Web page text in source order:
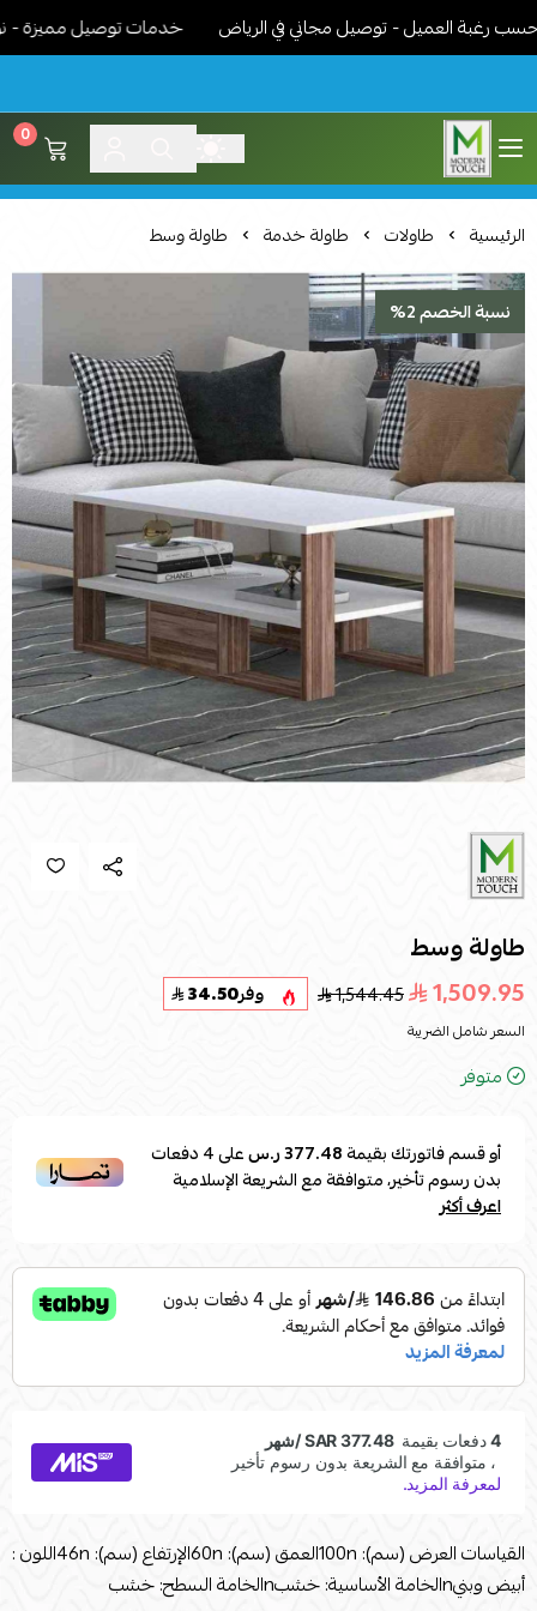
العميل - توصيل مجاني في الرياض خدمات توصيل مميزة -
اثاث مودرن لمسة عصرية
0
الرئيسية طاولات طاولة خدمة طاولة وسط
نسبة الخصم 2%
طاولة وسط
1,509.95
1,544.45 وفر34.50
السعر شامل الضريبة
متوفر
أو قسم فاتورتك بقيمة377.48 ر.س على4دفعات
بدون رسوم تأخير، متوافقة مع الشريعة الإسلامية
اعرف أكثر
القياسات العرض (سم): 100nالعمق (سم): 60nالإرتفاع (سم): 46nاللون :
أبيض وبنيnالخامة الأساسية: خشبnالخامة السطح: خشب